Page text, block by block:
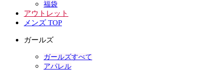
福袋
アウトレット
メンズ TOP
ガールズ
ガールズすべて
アパレル